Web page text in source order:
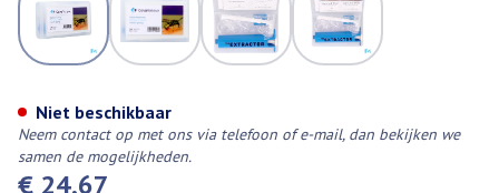
€ 24,67
Niet beschikbaar
Neem contact op met ons via telefoon of e-mail, dan bekijken we
samen de mogelijkheden.